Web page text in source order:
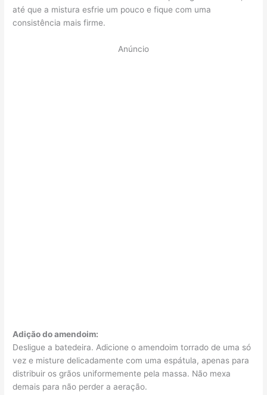
até que a mistura esfrie um pouco e fique com uma
consistência mais firme.
Anúncio
Adição do amendoim:
Desligue a batedeira. Adicione o amendoim torrado de uma só
vez e misture delicadamente com uma espátula, apenas para
distribuir os grãos uniformemente pela massa. Não mexa
demais para não perder a aeração.